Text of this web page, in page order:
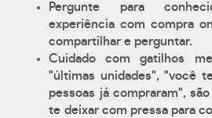
Pergunte para
experiência com compra
compartilhar e perguntar.
Cuidado com gatilhos
"últimas unidades", "você
pessoas já compraram",
te deixar com pressa para